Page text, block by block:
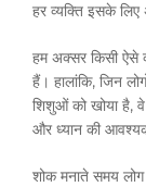
हर व्यक्ति इसके
हम अक्सर किसी ऐसे
हैं। हालांकि, जिन
शिशुओं को खोया है,
और ध्यान की
शोक मनाते समय